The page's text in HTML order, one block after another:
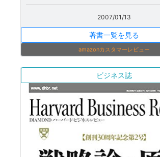
2007/01/13
著書一覧を見る
amazonカスタマーレビュー
ビジネス誌